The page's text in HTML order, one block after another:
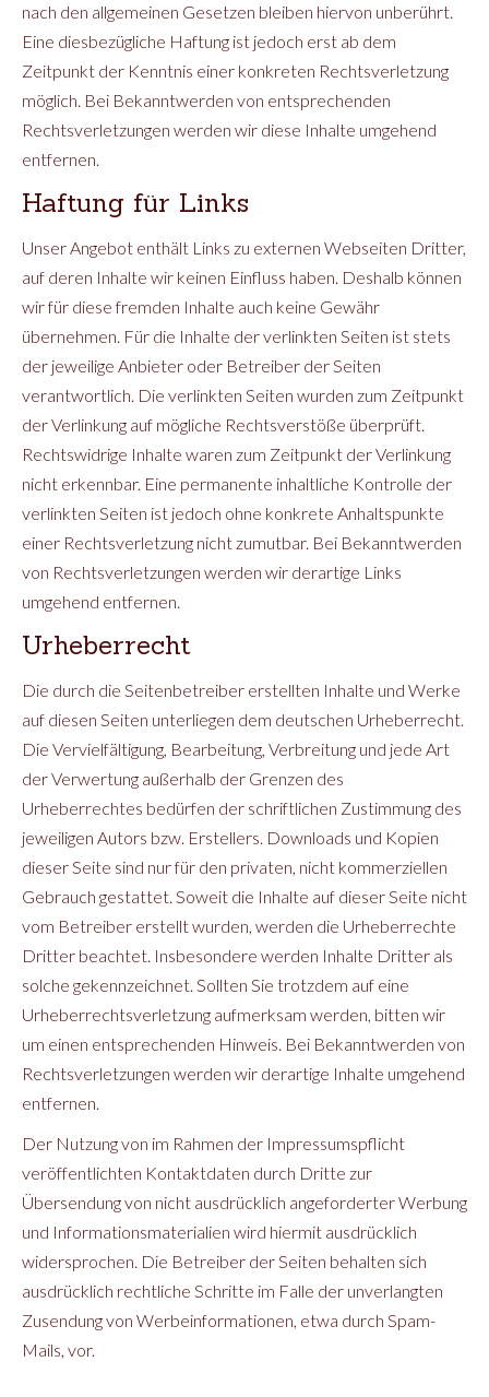
nach den allgemeinen Gesetzen bleiben hiervon unberührt.
Eine diesbezügliche Haftung ist jedoch erst ab dem
Zeitpunkt der Kenntnis einer konkreten Rechtsverletzung
möglich. Bei Bekanntwerden von entsprechenden
Rechtsverletzungen werden wir diese Inhalte umgehend
entfernen.
Haftung für Links
Unser Angebot enthält Links zu externen Webseiten Dritter,
auf deren Inhalte wir keinen Einfluss haben. Deshalb können
wir für diese fremden Inhalte auch keine Gewähr
übernehmen. Für die Inhalte der verlinkten Seiten ist stets
der jeweilige Anbieter oder Betreiber der Seiten
verantwortlich. Die verlinkten Seiten wurden zum Zeitpunkt
der Verlinkung auf mögliche Rechtsverstöße überprüft.
Rechtswidrige Inhalte waren zum Zeitpunkt der Verlinkung
nicht erkennbar. Eine permanente inhaltliche Kontrolle der
verlinkten Seiten ist jedoch ohne konkrete Anhaltspunkte
einer Rechtsverletzung nicht zumutbar. Bei Bekanntwerden
von Rechtsverletzungen werden wir derartige Links
umgehend entfernen.
Urheberrecht
Die durch die Seitenbetreiber erstellten Inhalte und Werke
auf diesen Seiten unterliegen dem deutschen Urheberrecht.
Die Vervielfältigung, Bearbeitung, Verbreitung und jede Art
der Verwertung außerhalb der Grenzen des
Urheberrechtes bedürfen der schriftlichen Zustimmung des
jeweiligen Autors bzw. Erstellers. Downloads und Kopien
dieser Seite sind nur für den privaten, nicht kommerziellen
Gebrauch gestattet. Soweit die Inhalte auf dieser Seite nicht
vom Betreiber erstellt wurden, werden die Urheberrechte
Dritter beachtet. Insbesondere werden Inhalte Dritter als
solche gekennzeichnet. Sollten Sie trotzdem auf eine
Urheberrechtsverletzung aufmerksam werden, bitten wir
um einen entsprechenden Hinweis. Bei Bekanntwerden von
Rechtsverletzungen werden wir derartige Inhalte umgehend
entfernen.
Der Nutzung von im Rahmen der Impressumspflicht
veröffentlichten Kontaktdaten durch Dritte zur
Übersendung von nicht ausdrücklich angeforderter Werbung
und Informationsmaterialien wird hiermit ausdrücklich
widersprochen. Die Betreiber der Seiten behalten sich
ausdrücklich rechtliche Schritte im Falle der unverlangten
Zusendung von Werbeinformationen, etwa durch Spam-
Mails, vor.